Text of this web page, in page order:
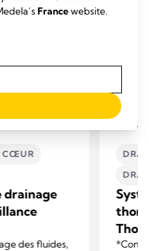
CŒUR
drainage
des fluides,
Francewebsite.